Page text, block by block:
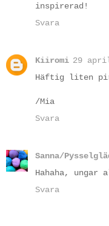
inspirerad!
Svara
Kiiromi 29
Häftig liten
/Mia
Svara
Sanna/
Hahaha,
Svara